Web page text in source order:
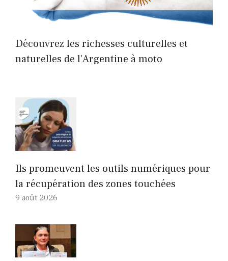
Découvrez les richesses culturelles et
naturelles de l’Argentine à moto
Ils promeuvent les outils numériques pour
la récupération des zones touchées
9 août 2026